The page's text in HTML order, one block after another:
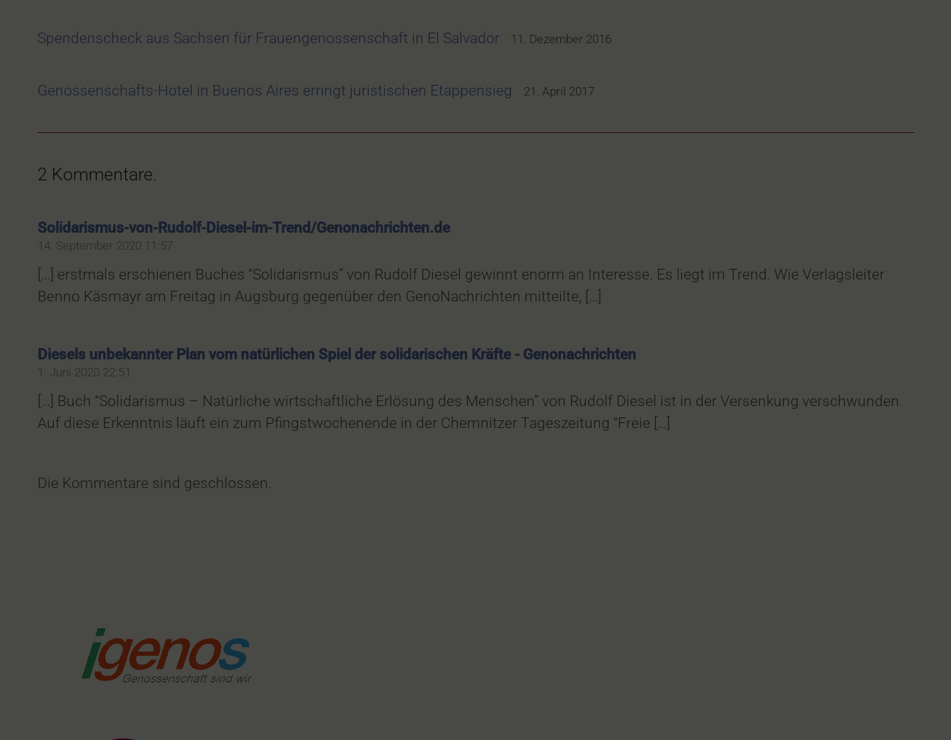
Spendenscheck aus Sachsen für Frauengenossenschaft in El Salvador 11. Dezember 2016
Genossenschafts-Hotel in Buenos Aires erringt juristischen Etappensieg 21. April 2017
2 Kommentare.
Solidarismus-von-Rudolf-Diesel-im-Trend/Genonachrichten.de
14. September 2020 11:57
[…] erstmals erschienen Buches “Solidarismus” von Rudolf Diesel gewinnt enorm an Interesse. Es liegt im Trend. Wie Verlagsleiter
Benno Käsmayr am Freitag in Augsburg gegenüber den GenoNachrichten mitteilte, […]
Diesels unbekannter Plan vom natürlichen Spiel der solidarischen Kräfte - Genonachrichten
1. Juni 2020 22:51
[…] Buch “Solidarismus – Natürliche wirtschaftliche Erlösung des Menschen” von Rudolf Diesel ist in der Versenkung verschwunden.
Auf diese Erkenntnis läuft ein zum Pfingstwochenende in der Chemnitzer Tageszeitung “Freie […]
Die Kommentare sind geschlossen.